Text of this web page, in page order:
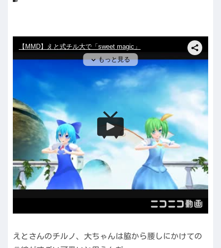
えとさんのチルノ、大ちゃんは脇から腰しにかけての